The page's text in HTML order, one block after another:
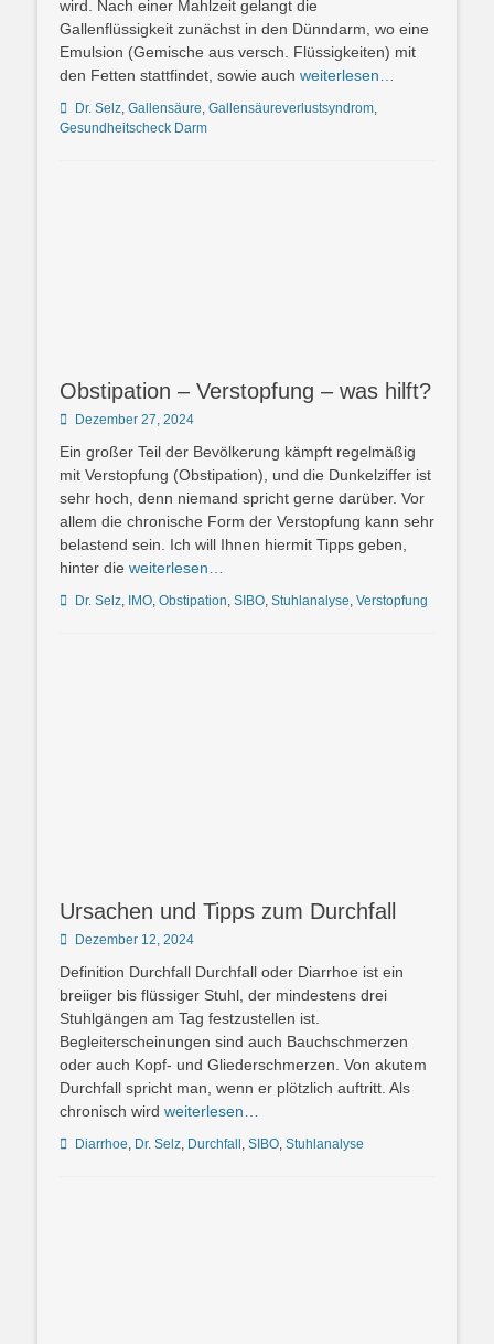
wird. Nach einer Mahlzeit gelangt die
Gallenflüssigkeit zunächst in den Dünndarm, wo eine
Emulsion (Gemische aus versch. Flüssigkeiten) mit
den Fetten stattfindet, sowie auch weiterlesen…
Schlagworte
Dr. Selz, Gallensäure, Gallensäureverlustsyndrom,
Gesundheitscheck Darm
Obstipation – Verstopfung – was hilft?
Posted
Dezember 27, 2024
Ein großer Teil der Bevölkerung kämpft regelmäßig
mit Verstopfung (Obstipation), und die Dunkelziffer ist
sehr hoch, denn niemand spricht gerne darüber. Vor
allem die chronische Form der Verstopfung kann sehr
belastend sein. Ich will Ihnen hiermit Tipps geben,
hinter die weiterlesen…
Schlagworte
Dr. Selz, IMO, Obstipation, SIBO, Stuhlanalyse, Verstopfung
Ursachen und Tipps zum Durchfall
Posted
Dezember 12, 2024
Definition Durchfall Durchfall oder Diarrhoe ist ein
breiiger bis flüssiger Stuhl, der mindestens drei
Stuhlgängen am Tag festzustellen ist.
Begleiterscheinungen sind auch Bauchschmerzen
oder auch Kopf- und Gliederschmerzen. Von akutem
Durchfall spricht man, wenn er plötzlich auftritt. Als
chronisch wird weiterlesen…
Schlagworte
Diarrhoe, Dr. Selz, Durchfall , SIBO, Stuhlanalyse